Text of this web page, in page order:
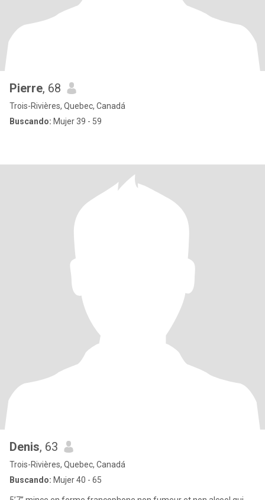
Pierre, 68
Trois-Rivières, Quebec, Canadá
Buscando: Mujer 39 - 59
Denis, 63
Trois-Rivières, Quebec, Canadá
Buscando: Mujer 40 - 65